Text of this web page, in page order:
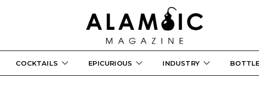
COCKTAILS EPICURIOUS INDUSTRY